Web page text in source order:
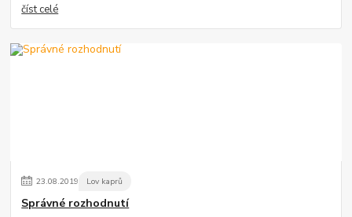
číst celé
23.08.2019 Lov kaprů
Správné rozhodnutí